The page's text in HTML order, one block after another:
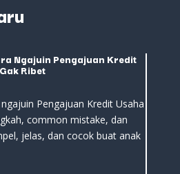
Ngajuin Pengajuan Kredit
Ribet
Pengajuan Kredit Usaha
common mistake, dan
jelas, dan cocok buat anak